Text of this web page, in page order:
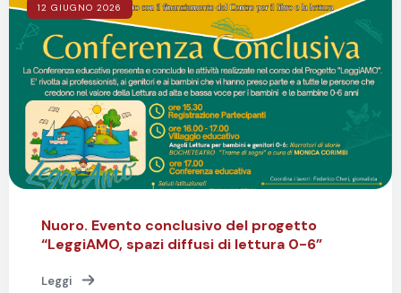
12 GIUGNO 2026
Nuoro. Evento conclusivo del progetto
“LeggiAMO, spazi diffusi di lettura 0-6”
Leggi